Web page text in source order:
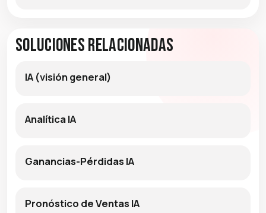
Soluciones relacionadas
IA (visión general)
Analítica IA
Ganancias-Pérdidas IA
Pronóstico de Ventas IA